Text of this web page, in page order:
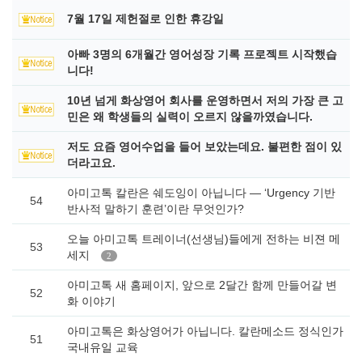
7월 17일 제헌절로 인한 휴강일
아빠 3명의 6개월간 영어성장 기록 프로젝트 시작했습
니다!
10년 넘게 화상영어 회사를 운영하면서 저의 가장 큰 고
민은 왜 학생들의 실력이 오르지 않을까였습니다.
저도 요즘 영어수업을 들어 보았는데요. 불편한 점이 있
더라고요.
54
아미고톡 칼란은 쉐도잉이 아닙니다 — ‘Urgency 기반
반사적 말하기 훈련’이란 무엇인가?
53
오늘 아미고톡 트레이너(선생님)들에게 전하는 비젼 메
세지
2
52
아미고톡 새 홈페이지, 앞으로 2달간 함께 만들어갈 변
화 이야기
51
아미고톡은 화상영어가 아닙니다. 칼란메소드 정식인가
국내유일 교육